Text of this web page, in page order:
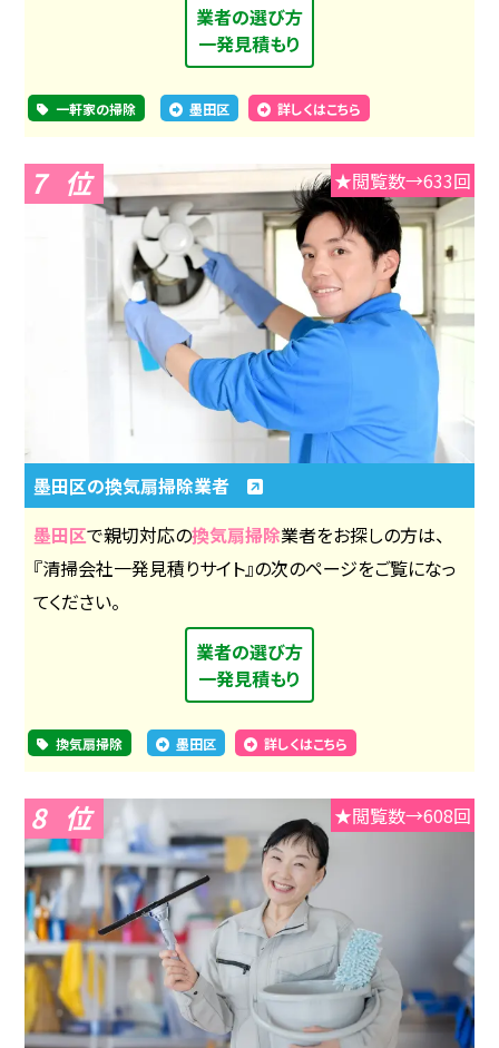
業者の選び方
一発見積もり
一軒家の掃除 墨田区 詳しくはこちら
7 ★閲覧数→633回
墨田区の換気扇掃除業者
墨田区で親切対応の換気扇掃除業者をお探しの方は、
『清掃会社一発見積りサイト』の次のページをご覧になっ
てください。
業者の選び方
一発見積もり
換気扇掃除 墨田区 詳しくはこちら
8 ★閲覧数→608回